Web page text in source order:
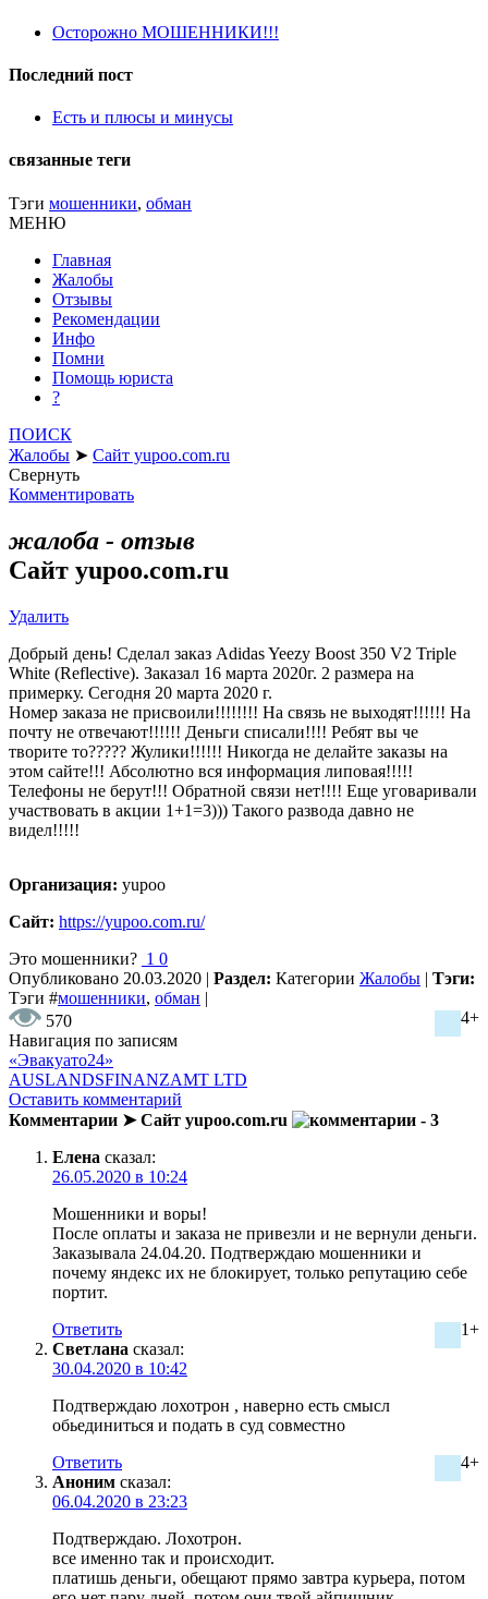
Осторожно МОШЕННИКИ!!!
Последний пост
Есть и плюсы и минусы
связанные теги
Тэги мошенники, обман
МЕНЮ
Главная
Жалобы
Отзывы
Рекомендации
Инфо
Помни
Помощь юриста
?
ПОИСК
Жалобы ➤ Сайт yupoo.com.ru
Свернуть
Комментировать
жалоба - отзыв
Сайт yupoo.com.ru
Удалить
Добрый день! Сделал заказ Adidas Yeezy Boost 350 V2 Triple
White (Reflective). Заказал 16 марта 2020г. 2 размера на
примерку. Сегодня 20 марта 2020 г.
Номер заказа не присвоили!!!!!!!! На связь не выходят!!!!!! На
почту не отвечают!!!!!! Деньги списали!!!! Ребят вы че
творите то????? Жулики!!!!!! Никогда не делайте заказы на
этом сайте!!! Абсолютно вся информация липовая!!!!!
Телефоны не берут!!! Обратной связи нет!!!! Еще уговаривали
участвовать в акции 1+1=3))) Такого развода давно не
видел!!!!!
Организация: yupoo
Сайт: https://yupoo.com.ru/
Это мошенники? 1 0
Опубликовано 20.03.2020 | Раздел: Категории Жалобы | Тэги:
Тэги #мошенники, обман |
570
4+
Навигация по записям
«Эвакуато24»
AUSLANDSFINANZAMT LTD
Оставить комментарий
Комментарии ➤ Сайт yupoo.com.ru
- 3
Елена сказал:
26.05.2020 в 10:24
Мошенники и воры!
После оплаты и заказа не привезли и не вернули деньги.
Заказывала 24.04.20. Подтверждаю мошенники и
почему яндекс их не блокирует, только репутацию себе
портит.
1+
Ответить
Светлана сказал:
30.04.2020 в 10:42
Подтверждаю лохотрон , наверно есть смысл
обьединиться и подать в суд совместно
4+
Ответить
Аноним сказал:
06.04.2020 в 23:23
Подтверждаю. Лохотрон.
все именно так и происходит.
платишь деньги, обещают прямо завтра курьера, потом